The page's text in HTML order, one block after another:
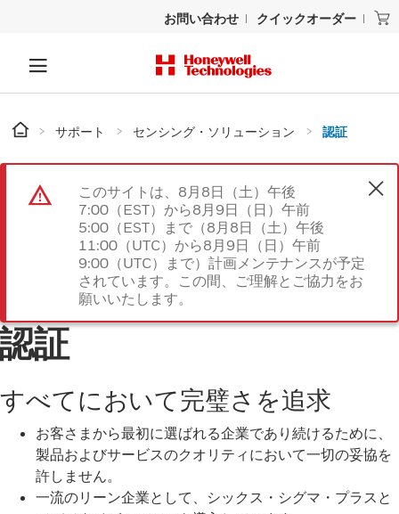
お問い合わせ クイックオーダー
サポート センシング・ソリューション 認証
このサイトは、8月8日（土）午後
7:00（EST）から8月9日（日）午前
5:00（EST）まで（8月8日（土）午後
11:00（UTC）から8月9日（日）午前
9:00（UTC）まで）計画メンテナンスが予定
されています。この間、ご理解とご協力をお
願いいたします。
証
すべてにおいて完璧さを追求
お客さまから最初に選ばれる企業であり続けるために、
製品およびサービスのクオリティにおいて一切の妥協を
許しません。
一流のリーン企業として、シックス・シグマ・プラスと